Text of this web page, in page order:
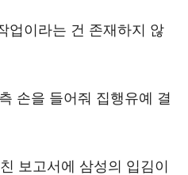
업이라는 건 존재하지 않
손을 들어줘 집행유예 결
보고서에 삼성의 입김이